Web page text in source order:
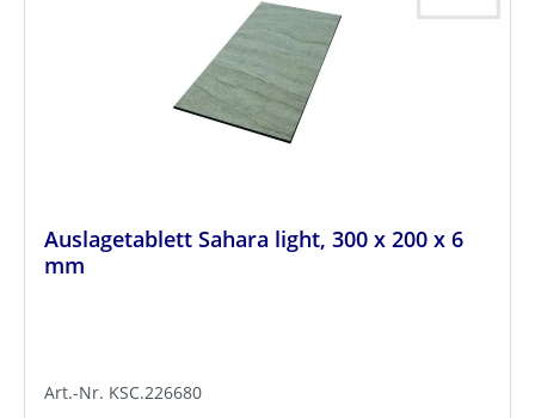
Auslagetablett Sahara light, 300 x 200 x 6
mm
Art.-Nr. KSC.226680